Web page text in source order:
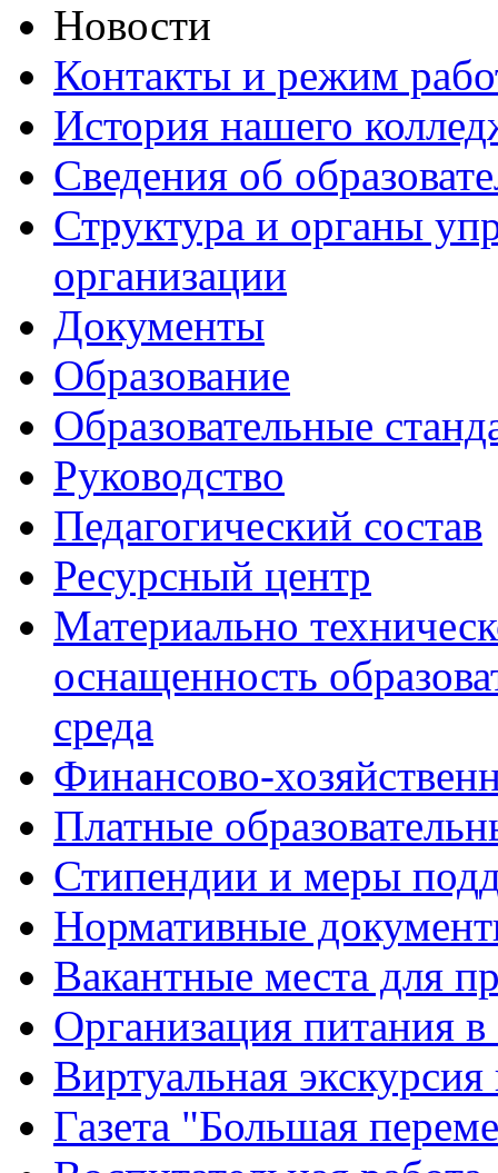
Новости
Контакты и режим
История нашего
Сведения об
Структура и органы
организации
Документы
Образование
Образовательные
Руководство
Педагогический состав
Ресурсный центр
Материально
оснащенность
среда
Финансово-
Платные
Стипендии и меры
Нормативные
Вакантные места для
Организация питания в
Виртуальная
Газета "Большая